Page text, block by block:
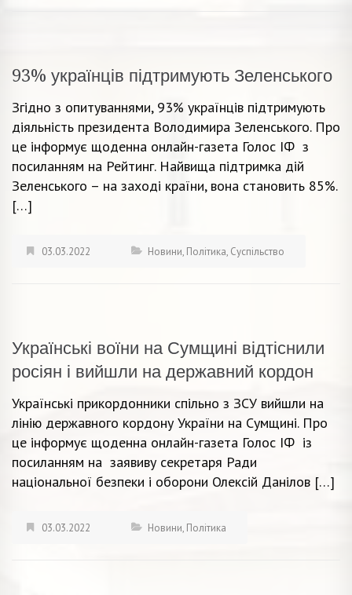
93% українців підтримують Зеленського
Згідно з опитуваннями, 93% українців підтримують
діяльність президента Володимира Зеленського. Про
це інформує щоденна онлайн-газета Голос ІФ з
посиланням на Рейтинг. Найвища підтримка дій
Зеленського – на заході країни, вона становить 85%.
[…]
03.03.2022 Новини, Політика, Суспільство
Українські воїни на Сумщині відтіснили
росіян і вийшли на державний кордон
Українські прикордонники спільно з ЗСУ вийшли на
лінію державного кордону України на Сумщині. Про
це інформує щоденна онлайн-газета Голос ІФ із
посиланням на заявиву секретаря Ради
національної безпеки і оборони Олексій Данілов […]
03.03.2022 Новини, Політика